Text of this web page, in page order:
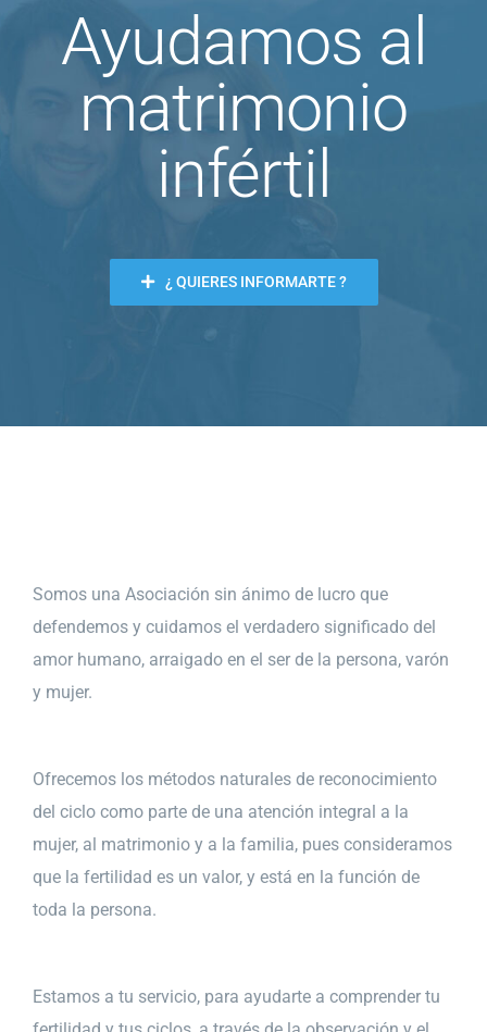
Ayudamos al
matrimonio
infértil
¿ QUIERES INFORMARTE ?
Somos una Asociación sin ánimo de lucro que
defendemos y cuidamos el verdadero significado del
amor humano, arraigado en el ser de la persona, varón
y mujer.
Ofrecemos los métodos naturales de reconocimiento
del ciclo como parte de una atención integral a la
mujer, al matrimonio y a la familia, pues consideramos
que la fertilidad es un valor, y está en la función de
toda la persona.
Estamos a tu servicio, para ayudarte a comprender tu